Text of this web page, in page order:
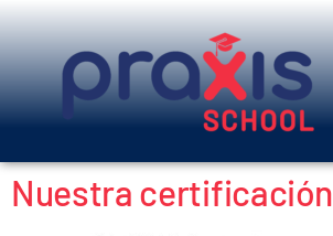
Nuestra certificación